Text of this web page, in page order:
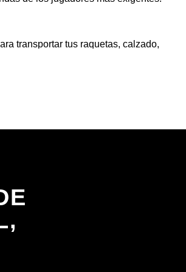
transportar tus raquetas, calzado,
protección óptima para tu equipamiento.
cómodo y ergonómico. Además,
en la pista.
en la cancha. No busques más, el